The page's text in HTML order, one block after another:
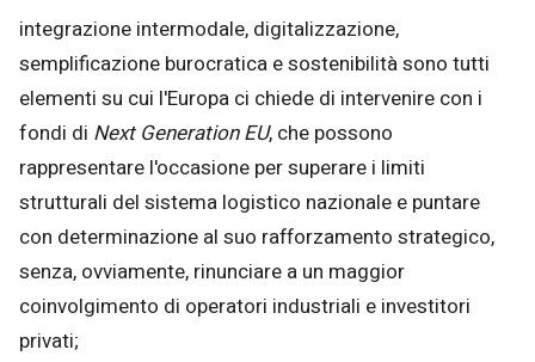
integrazione intermodale, digitalizzazione,
semplificazione burocratica e sostenibilità sono tutti
elementi su cui l'Europa ci chiede di intervenire con i
fondi di Next Generation EU, che possono
rappresentare l'occasione per superare i limiti
strutturali del sistema logistico nazionale e puntare
con determinazione al suo rafforzamento strategico,
senza, ovviamente, rinunciare a un maggior
coinvolgimento di operatori industriali e investitori
privati;